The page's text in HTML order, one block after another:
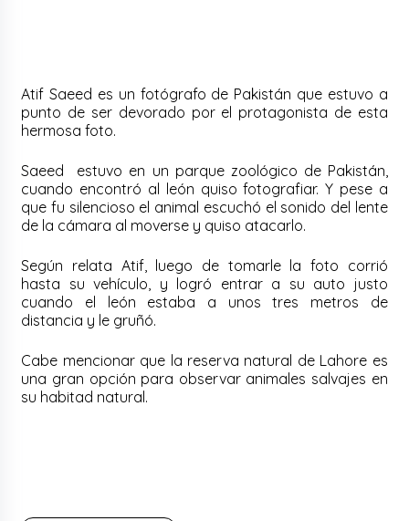
Atif Saeed es un fotógrafo de Pakistán que estuvo a
punto de ser devorado por el protagonista de esta
hermosa foto.
Saeed estuvo en un parque zoológico de Pakistán,
cuando encontró al león quiso fotografiar. Y pese a
que fu silencioso el animal escuchó el sonido del lente
de la cámara al moverse y quiso atacarlo.
Según relata Atif, luego de tomarle la foto corrió
hasta su vehículo, y logró entrar a su auto justo
cuando el león estaba a unos tres metros de
distancia y le gruñó.
Cabe mencionar que la reserva natural de Lahore es
una gran opción para observar animales salvajes en
su habitad natural.